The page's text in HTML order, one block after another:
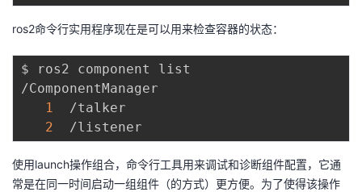
ros2命令行实用程序现在是可以用来检查容器的状态：
$ ros2 component list
/ComponentManager
1
  /talker
2
使用launch操作组合，命令行工具用来调试和诊断组件配置，它通
常是在同一时间启动一组组件（的方式）更方便。为了使得该操作